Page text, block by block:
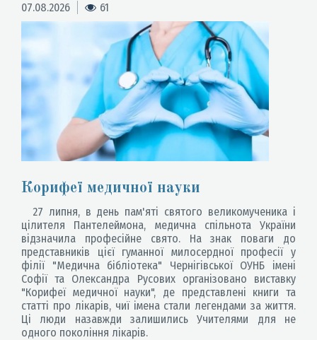
07.08.2026 61
Корифеї медичної науки
27 липня, в день пам'яті святого великомученика і
цілителя Пантелеймона, медична спільнота України
відзначила професійне свято. На знак поваги до
представників цієї гуманної милосердної професії у
філії "Медична бібліотека" Чернігівської ОУНБ імені
Софії та Олександра Русових організовано виставку
"Корифеї медичної науки", де представлені книги та
статті про лікарів, чиї імена стали легендами за життя.
Ці люди назавжди залишились Учителями для не
одного покоління лікарів.